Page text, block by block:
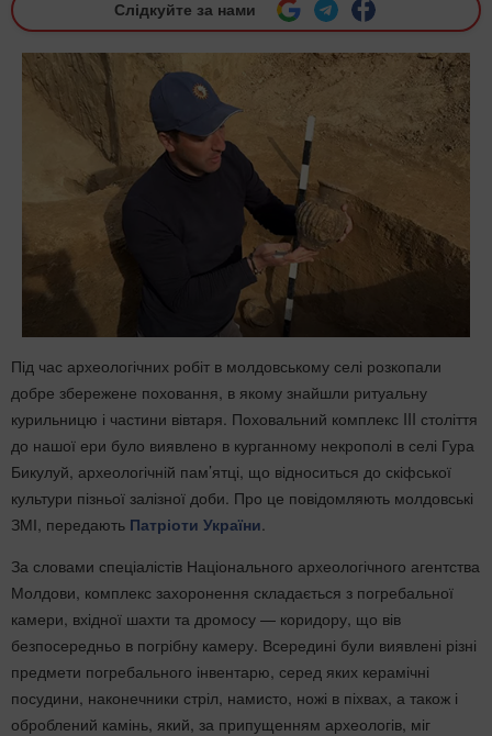
Слідкуйте за нами
Під час археологічних робіт в молдовському селі розкопали
добре збережене поховання, в якому знайшли ритуальну
курильницю і частини вівтаря. Поховальний комплекс III століття
до нашої ери було виявлено в курганному некрополі в селі Гура
Бикулуй, археологічній пам’ятці, що відноситься до скіфської
культури пізньої залізної доби. Про це повідомляють молдовські
ЗМІ, передають Патріоти України
За словами спеціалістів Національного археологічного агентства
Молдови, комплекс захоронення складається з погребальної
камери, вхідної шахти та дромосу — коридору, що вів
безпосередньо в погрібну камеру. Всередині були виявлені різні
предмети погребального інвентарю, серед яких керамічні
посудини, наконечники стріл, намисто, ножі в піхвах, а також і
оброблений камінь, який, за припущенням археологів, міг